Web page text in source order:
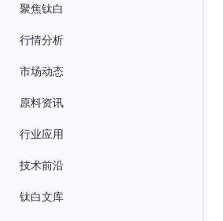
聚焦钛白
行情分析
市场动态
原料资讯
行业应用
技术前沿
钛白文库